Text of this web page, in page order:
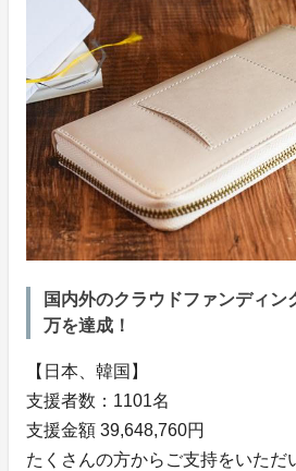
国内外のクラウドファンディン
万を達成！
【日本、韓国】
支援者数：1101名
支援金額 39,648,760円
たくさんの方からご支持をいただ